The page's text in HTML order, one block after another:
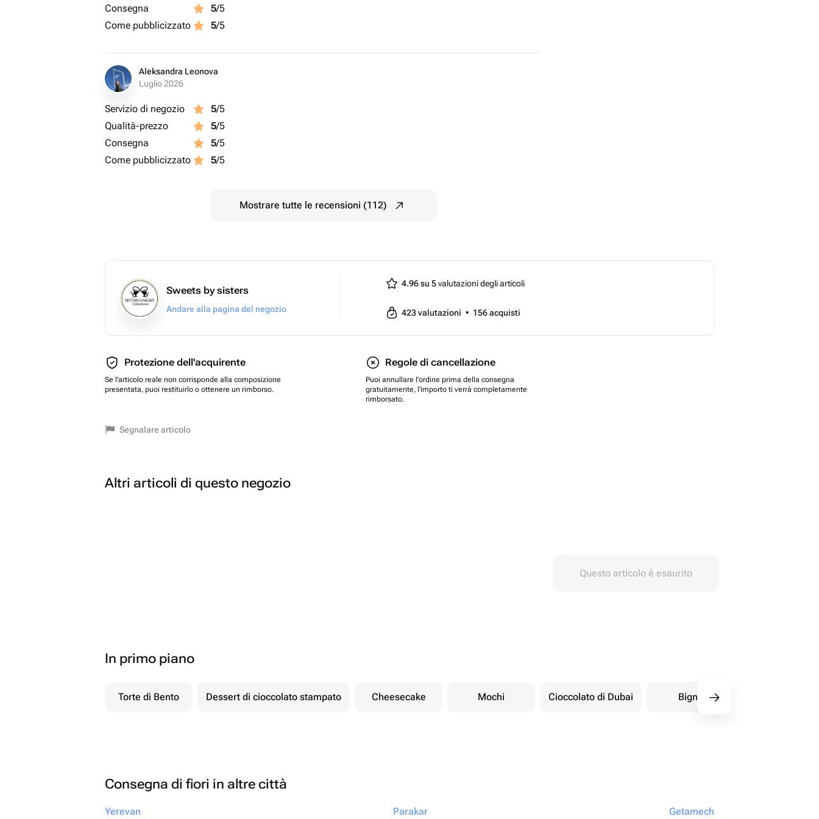
Consegna
5/5
Come pubblicizzato
5/5
Aleksandra Leonova
Luglio 2026
Servizio di negozio 5/5
Qualità-prezzo
5/5
Consegna
5/5
Come pubblicizzato
5/5
Mostrare tutte le recensioni (112)
Sweets by sisters
Andare alla pagina del negozio
4.96 su 5valutazioni degli articoli
423valutazioni • 156acquisti
Protezione dell'acquirente
Se l'articolo reale non corrisponde alla composizione
presentata, puoi restituirlo o ottenere un rimborso.
Regole di cancellazione
Puoi annullare l'ordine prima della consegna
gratuitamente, l'importo ti verrà completamente
rimborsato.
Segnalare articolo
Altri articoli di questo negozio
Questo articolo è esaurito
In primo piano
Torte di Bento Dessert di cioccolato stampato Cheesecake Mochi Cioccolato di Dubai Bignè
Consegna di fiori in altre città
Yerevan Parakar Getamech